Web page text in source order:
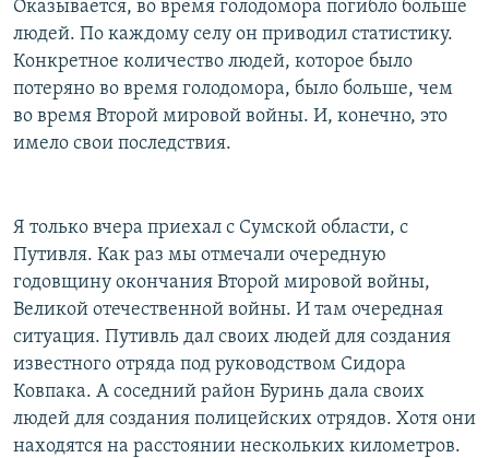
Оказывается, во время голодомора погибло больше
людей. По каждому селу он приводил статистику.
Конкретное количество людей, которое было
потеряно во время голодомора, было больше, чем
во время Второй мировой войны. И, конечно, это
имело свои последствия.
Я только вчера приехал с Сумской области, с
Путивля. Как раз мы отмечали очередную
годовщину окончания Второй мировой войны,
Великой отечественной войны. И там очередная
ситуация. Путивль дал своих людей для создания
известного отряда под руководством Сидора
Ковпака. А соседний район Буринь дала своих
людей для создания полицейских отрядов. Хотя они
находятся на расстоянии нескольких километров.